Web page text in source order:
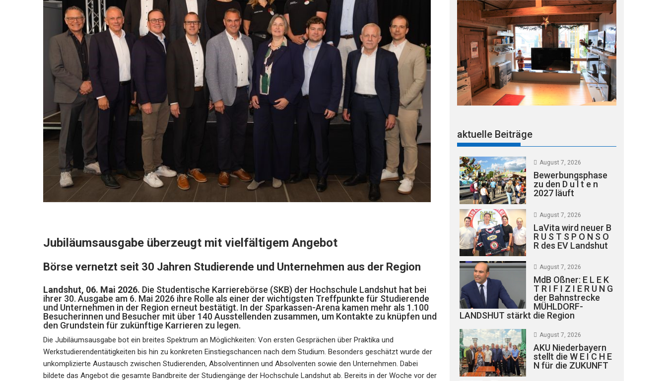
Jubiläumsausgabe überzeugt mit vielfältigem Angebot
Börse vernetzt seit 30 Jahren Studierende und Unternehmen aus der Region
Landshut, 06. Mai 2026. Die Studentische Karrierebörse (SKB) der Hochschule Landshut hat bei
ihrer 30. Ausgabe am 6. Mai 2026 ihre Rolle als einer der wichtigsten Treffpunkte für Studierende
und Unternehmen in der Region erneut bestätigt. In der Sparkassen-Arena kamen mehr als 1.100
Besucherinnen und Besucher mit über 140 Ausstellenden zusammen, um Kontakte zu knüpfen und
den Grundstein für zukünftige Karrieren zu legen.
Die Jubiläumsausgabe bot ein breites Spektrum an Möglichkeiten: Von ersten Gesprächen über Praktika und
Werkstudierendentätigkeiten bis hin zu konkreten Einstiegschancen nach dem Studium. Besonders geschätzt wurde der
unkomplizierte Austausch zwischen Studierenden, Absolventinnen und Absolventen sowie den Unternehmen. Dabei
bildete das Angebot die gesamte Bandbreite der Studiengänge der Hochschule Landshut ab. Bereits in der Woche vor der
aktuelle Beiträge
August 7, 2026
Bewerbungsphase
zu den D u l t e n
2027 läuft
August 7, 2026
LaVita wird neuer B
R U S T S P O N S O
R des EV Landshut
August 7, 2026
MdB Oßner: E L E K
T R I F I Z I E R U N G
der Bahnstrecke
MÜHLDORF-
LANDSHUT stärkt die Region
August 7, 2026
AKU Niederbayern
stellt die W E I C H E
N für die ZUKUNFT